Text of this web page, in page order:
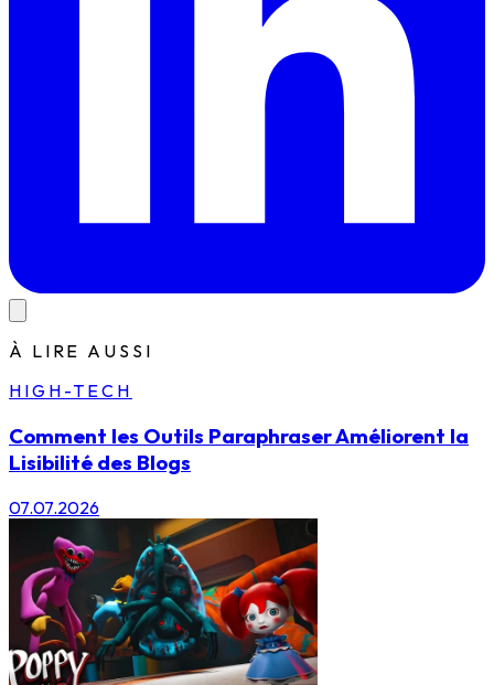
À LIRE AUSSI
HIGH-TECH
Comment les Outils Paraphraser Améliorent la
Lisibilité des Blogs
07.07.2026